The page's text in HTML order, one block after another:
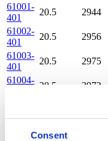
Consent
61001-
401
20.5 2944
61002-
401
20.5 2956
61003-
401
20.5 2975
61004-
20.5 2972
20.5